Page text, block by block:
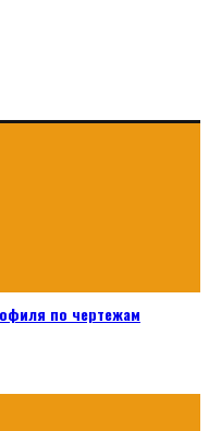
по чертежам